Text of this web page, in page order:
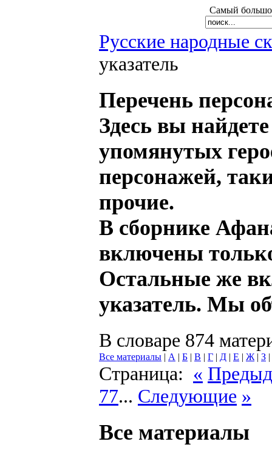
Самый
Русские народные
указатель
Перечень
Здесь вы
упомянутых
персонажей,
прочие.
В сборнике
включены
Остальные же
указатель. Мы
В словаре 874
Все материалы | А | Б | В | Г | Д | Е | Ж | З |
Страница: «
77... Следующие »
Все материалы